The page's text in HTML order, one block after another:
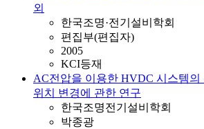
외
한국조명·전기설비학회
편집부(편집자)
2005
KCI등재
AC전압을 이용한 HVDC 시스템의
위치 변경에 관한 연구
한국조명전기설비학회
박종광